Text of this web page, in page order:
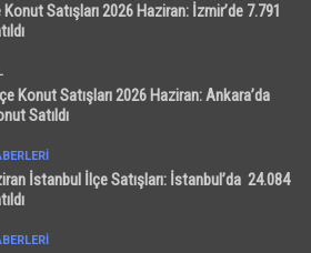
Satışları 2026 Haziran: İzmir’de 7.791
Konut Satışları 2026 Haziran: Ankara’da
Satıldı
İstanbul İlçe Satışları: İstanbul’da 24.084